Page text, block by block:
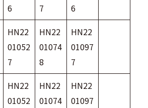
6
7
6
HN22
01052
7
HN22
01074
8
HN22
01097
7
HN22
01052
HN22
01074
HN22
01097